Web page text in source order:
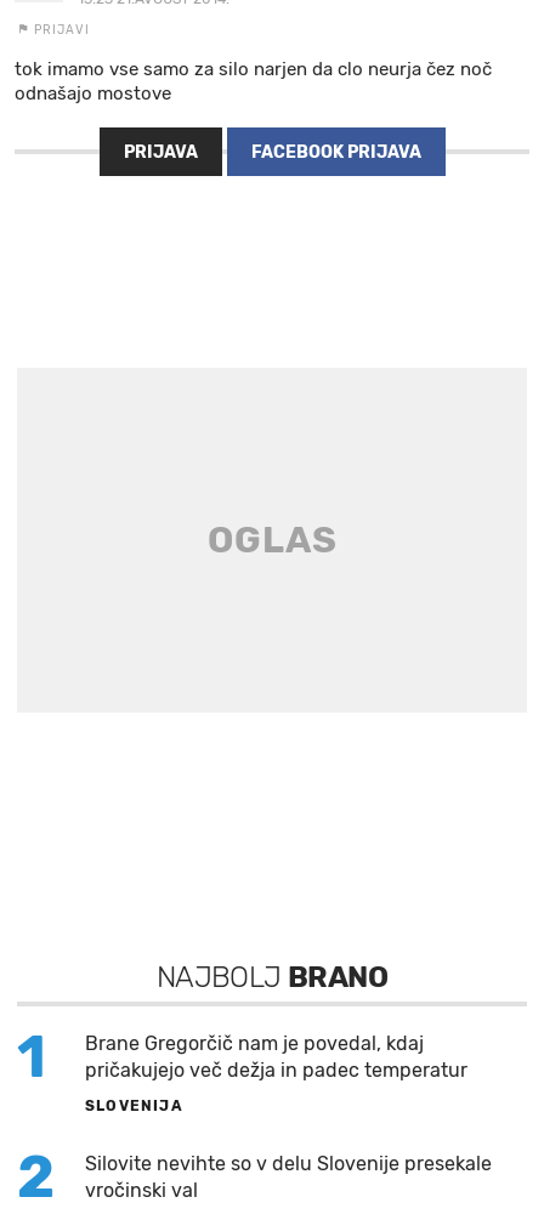
PRIJAVI
tok imamo vse samo za silo narjen da clo neurja čez noč
odnašajo mostove
PRIJAVA FACEBOOK PRIJAVA
NAJBOLJ BRANO
1
Brane Gregorčič nam je povedal, kdaj
pričakujejo več dežja in padec temperatur
SLOVENIJA
2
Silovite nevihte so v delu Slovenije presekale
vročinski val